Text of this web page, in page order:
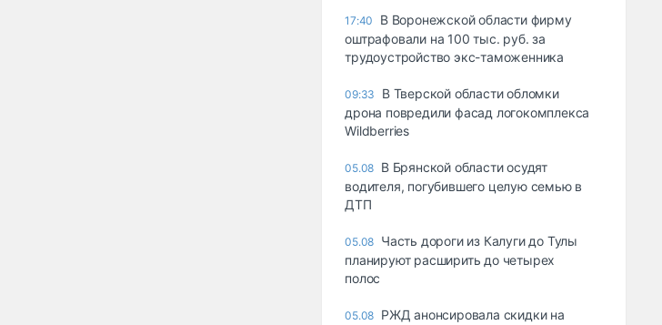
17:40
В Воронежской области фирму
оштрафовали на 100 тыс. руб. за
трудоустройство экс-таможенника
09:33
В Тверской области обломки
дрона повредили фасад логокомплекса
Wildberries
05.08 В Брянской области осудят
водителя, погубившего целую семью в
ДТП
05.08 Часть дороги из Калуги до Тулы
планируют расширить до четырех
полос
05.08 РЖД анонсировала скидки на